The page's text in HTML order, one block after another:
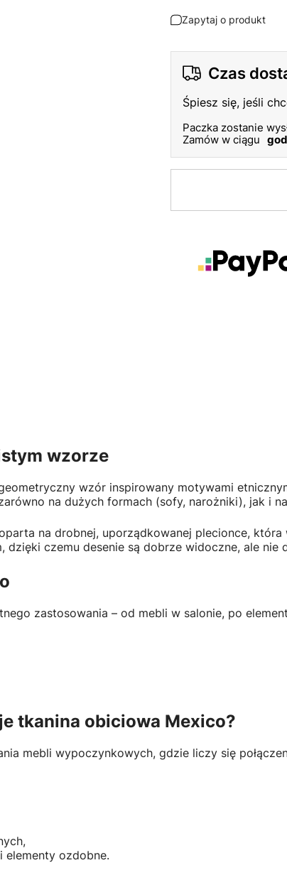
Zapytaj o produkt
Czas
Śpiesz się, jeśli
Paczka zostanie
Zamów w ciągu
wzorze
wzór inspirowany motywami
na dużych formach (sofy, narożniki), jak i
na drobnej, uporządkowanej plecionce,
czemu desenie są dobrze widoczne, ale nie
zastosowania – od mebli w salonie, po
tkanina obiciowa Mexico?
mebli wypoczynkowych, gdzie liczy się
elementy ozdobne.